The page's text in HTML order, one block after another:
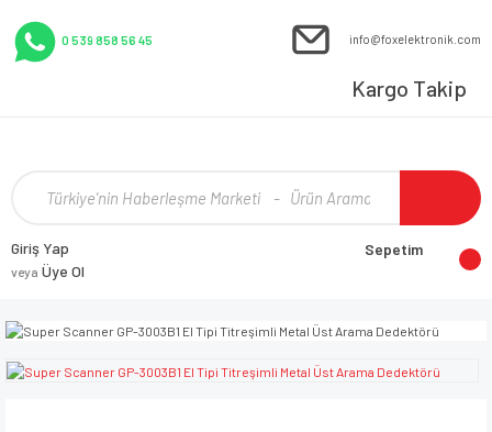
0 539 858 56 45 info@foxelektronik.com
Kargo Takip
Giriş Yap
veya Üye Ol
Sepetim